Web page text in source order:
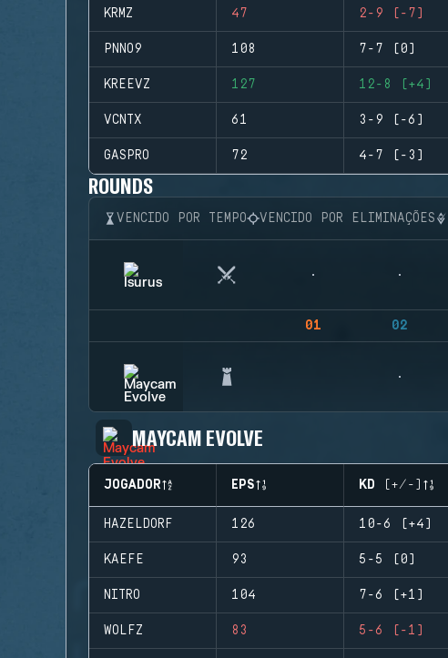
KRMZ 47 2-9 (-7)
PNNO9 108 7-7 (0)
KREEVZ 127 12-8 (+4)
VCNTX 61 3-9 (-6)
GASPRO 72 4-7 (-3)
ROUNDS
VENCIDO POR TEMPO VENCIDO POR ELIMINAÇÕES
01 02
MAYCAM EVOLVE
JOGADOR EPS KD (+/-)
HAZELDORF 126 10-6 (+4)
KAEFE 93 5-5 (0)
NITRO 104 7-6 (+1)
WOLFZ 83 5-6 (-1)